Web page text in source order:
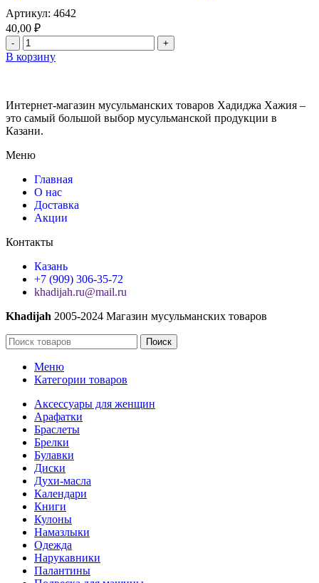
Артикул: 4642
40,00 ₽
В корзину
Интернет-магазин мусульманских товаров Хадиджа Хажия –
это самый большой выбор мусульманской продукции в
Казани.
Меню
Главная
О нас
Доставка
Акции
Контакты
Казань
+7 (909) 306-35-72
khadijah.ru@mail.ru
Khadijah 2005-2024 Магазин мусульманских товаров
Поиск
Меню
Категории товаров
Аксессуары для женщин
Арафатки
Браслеты
Брелки
Булавки
Диски
Духи-масла
Календари
Книги
Кулоны
Намазлыки
Одежда
Нарукавники
Палантины